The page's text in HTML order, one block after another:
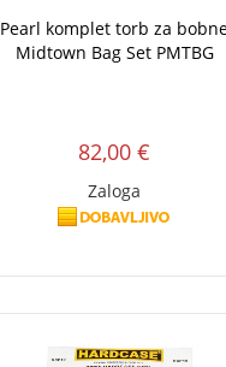
Pearl komplet torb za
Midtown Bag Set PMTBG
82,00 €
Zaloga